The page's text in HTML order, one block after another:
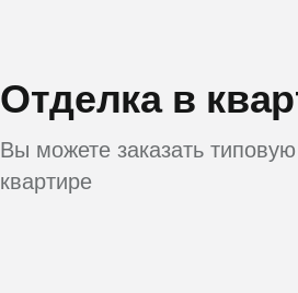
Отделка в
Вы можете заказать типовую
квартире